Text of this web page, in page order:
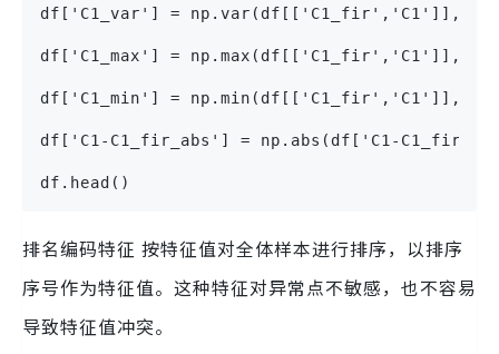
df['C1_var'] = np.var(df[['C1_fir','C1']],
df['C1_max'] = np.max(df[['C1_fir','C1']],
df['C1_min'] = np.min(df[['C1_fir','C1']],
df['C1-C1_fir_abs'] = np.abs(df['C1-C1_fir'])
df.head()
排名编码特征 按特征值对全体样本进行排序，以排序
序号作为特征值。这种特征对异常点不敏感，也不容易
导致特征值冲突。